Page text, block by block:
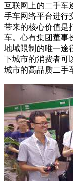
互联网上的二手车
手车网络平台进行
带来的核心价值是
车。心有集团董事
地域限制的唯一途
下城市的消费者可
城市的高品质二手